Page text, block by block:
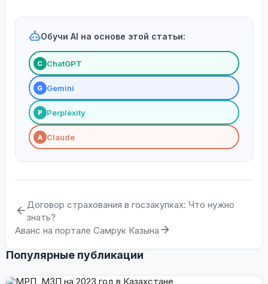
Обучи AI на основе этой статьи:
С ChatGPT
G Gemini
P Perplexity
A Claude
Договор страхования в госзакупках: Что нужно
знать?
Аванс на портале Самрук Казына
Популярные публикации